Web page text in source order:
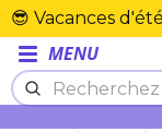
MENU